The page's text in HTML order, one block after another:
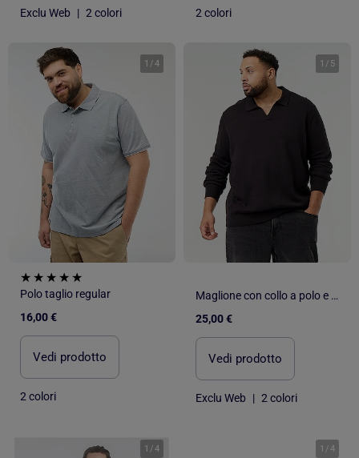
Exclu Web | 2 colori 2 colori
1 /4
Polo taglio regular
16,00 €
Vedi prodotto
2 colori
1 / 5
Maglione con collo a polo e maniche lunghe
25,00 €
Vedi prodotto
Exclu Web | 2 colori
1 /4 1 /4